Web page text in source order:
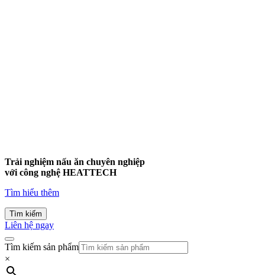
Trải nghiệm nấu ăn chuyên nghiệp
với công nghệ HEATTECH
Tìm hiểu thêm
Tìm kiếm
Liên hệ ngay
Tìm kiếm sản phẩm
×